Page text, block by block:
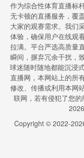
作为综合性体育直播标
无卡顿的直播服务，覆
大家的观赛需求。我们
体验，确保用户在线观
拉满。平台严选高质量
瞬间，摒弃冗余干扰，
球迷随时随地都能沉浸
直播网，本网站上的所
修改、传播或利用本网
联网，若有侵犯了您
Copyright © 2022-